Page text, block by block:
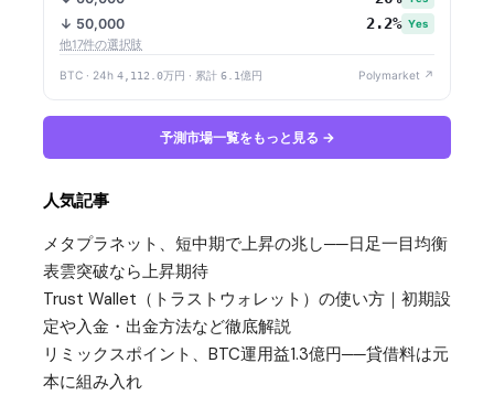
↓ 50,000 2.2% Yes
他17件の選択肢
BTC · 24h 4,112.0万円 · 累計 6.1億円 Polymarket ↗
予測市場一覧をもっと見る →
人気記事
メタプラネット、短中期で上昇の兆し──日足一目均衡
表雲突破なら上昇期待
Trust Wallet（トラストウォレット）の使い方｜初期設
定や入金・出金方法など徹底解説
リミックスポイント、BTC運用益1.3億円──貸借料は元
本に組み入れ